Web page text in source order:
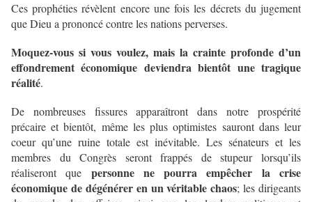
Ces prophéties révèlent encore une fois les décrets du jugement
que Dieu a prononcé contre les nations perverses.
Moquez-vous si vous voulez, mais la crainte profonde d’un
effondrement économique deviendra bientôt une tragique
réalité.
De nombreuses fissures apparaîtront dans notre prospérité
précaire et bientôt, même les plus optimistes sauront dans leur
coeur qu’une ruine totale est inévitable. Les sénateurs et les
membres du Congrès seront frappés de stupeur lorsqu’ils
réaliseront que personne ne pourra empêcher la crise
économique de dégénérer en un véritable chaos; les dirigeants